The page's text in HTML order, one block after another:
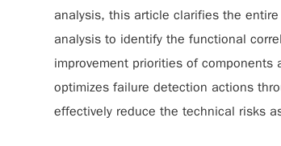
analysis, this article clarifies the
analysis to identify the functional
improvement priorities of
optimizes failure detection actions
effectively reduce the technical risks